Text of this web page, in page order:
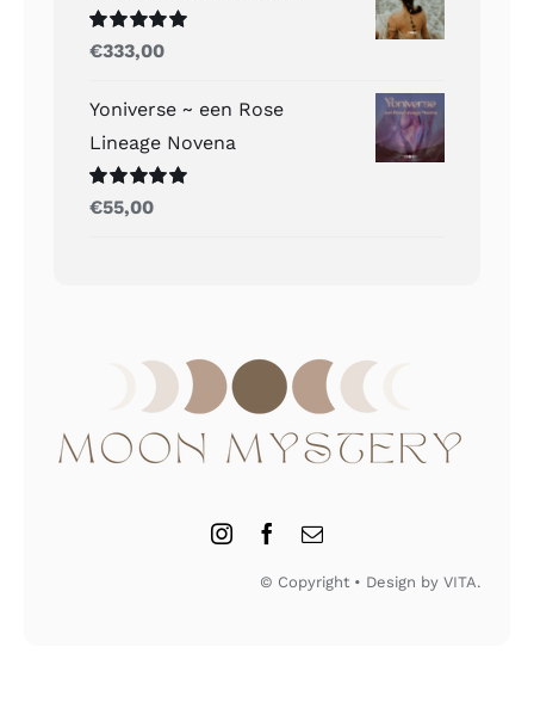
Gewaardeerd
uit 5
€333,00
Yoniverse ~ een Rose
Lineage Novena
Gewaardeerd
uit 5
€55,00
© Copyright • Design by VITA.